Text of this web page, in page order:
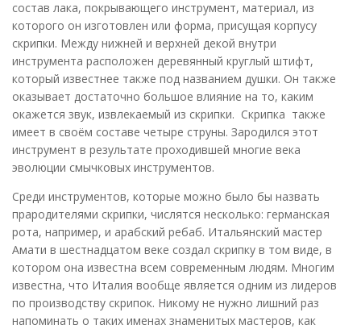
состав лака, покрывающего инструмент, материал, из
которого он изготовлен или форма, присущая корпусу
скрипки. Между нижней и верхней декой внутри
инструмента расположен деревянный круглый штифт,
который известнее также под названием душки. Он также
оказывает достаточно большое влияние на то, каким
окажется звук, извлекаемый из скрипки. Скрипка также
имеет в своём составе четыре струны. Зародился этот
инструмент в результате проходившей многие века
эволюции смычковых инструментов.
Среди инструментов, которые можно было бы назвать
прародителями скрипки, числятся несколько: германская
рота, например, и арабский ребаб. Итальянский мастер
Амати в шестнадцатом веке создал скрипку в том виде, в
котором она известна всем современным людям. Многим
известна, что Италия вообще является одним из лидеров
по производству скрипок. Никому не нужно лишний раз
напоминать о таких именах знаменитых мастеров, как